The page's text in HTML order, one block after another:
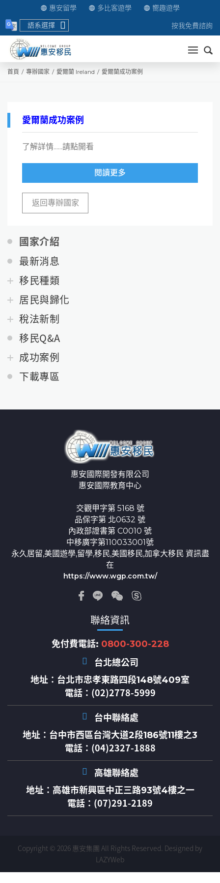
惠安留學 多比客遊學
嚮趣遊學
語系選擇
按我免費諮詢
送出
首頁 專辦國家 愛爾蘭 Ireland 愛爾蘭成功案例
國家介紹
最新消息
移民種類
居民與歸化
稅法新制
移民Q&A
成功案例
下載專區
愛爾蘭成功案例
了解詳情......請點開看
閱讀更多
返回專辦國家
惠安國際開發有限公司
惠安國際教育中心
交觀甲字第 5168 號
品保字第 北0632 號
內政部證書第 C0010 號
中移廣字第110033001號
永久居留,美國遊學,留學,移民,美國移民,加拿大移民 資訊盡
在
https://www.wgp.com.tw/
聯絡資訊
免付費電話: 0800-300-228
台北總公司
地址： 台北市忠孝東路四段148號409室
電話：(02)2778-5999
台中聯絡處
地址： 台中市西區台灣大道2段186號11樓之3
電話：(04)2327-1888
高雄聯絡處
地址： 高雄市新興區中正三路93號4樓之一
電話：(07)291-2189
Copyright © 2026 惠安集團 All Rights Reserved. Designed by
LAZYWeb